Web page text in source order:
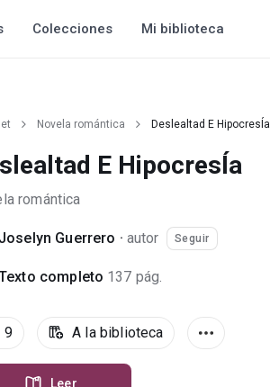
Colecciones Mi biblioteca
Novela romántica Deslealtad E HipocresÍa
E HipocresÍa
romántica
Joselyn Guerrero · autor Seguir
completo 137 pág.
9 A la biblioteca
Leer